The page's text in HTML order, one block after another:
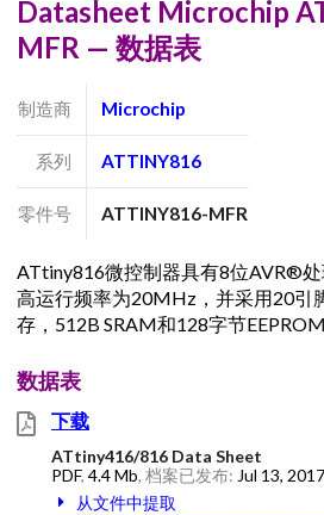
Datasheet Microchip
MFR — 数据表
制造商 Microchip
系列 ATTINY816
零件号 ATTINY816-MFR
ATtiny816微控制器具有8位AVR®
高运行频率为20MHz，并采用20引
存，512B SRAM和128字节EEPROM
数据表
下载
ATtiny416/816 Data Sheet
PDF, 4.4 Mb, 档案已发布: Jul 13, 2017
从文件中提取